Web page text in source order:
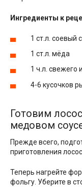
Ингредиенты к
1 ст.л. соевый
1 ст.л. мёда
1 ч.л. свежего
4-6 кусочков
Готовим
медовом
Прежде всего,
приготовления
Теперь нагрейте
фольгу. Уберите в